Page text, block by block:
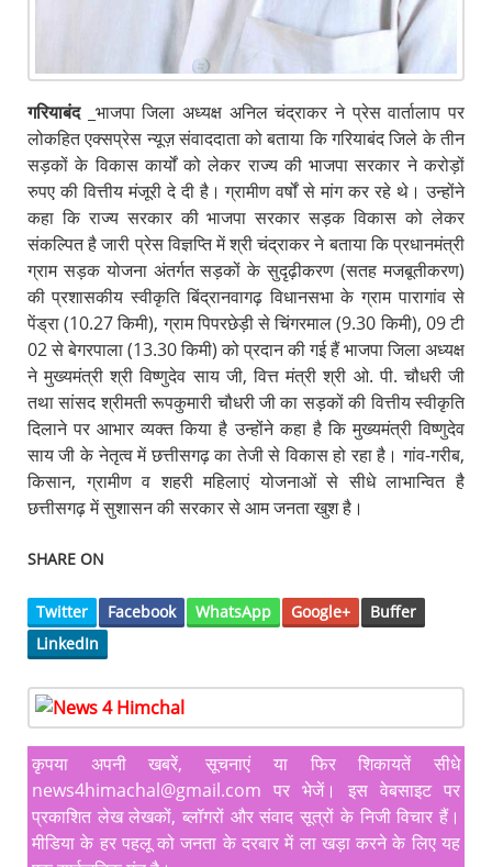
गरियाबंद_भाजपा जिला अध्यक्ष अनिल चंद्राकर ने प्रेस वार्तालाप पर
लोकहित एक्सप्रेस न्यूज़ संवाददाता को बताया कि गरियाबंद जिले के तीन
सड़कों के विकास कार्यों को लेकर राज्य की भाजपा सरकार ने करोड़ों
रुपए की वित्तीय मंजूरी दे दी है। ग्रामीण वर्षों से मांग कर रहे थे। उन्होंने
कहा कि राज्य सरकार की भाजपा सरकार सड़क विकास को लेकर
संकल्पित है जारी प्रेस विज्ञप्ति में श्री चंद्राकर ने बताया कि प्रधानमंत्री
ग्राम सड़क योजना अंतर्गत सड़कों के सुदृढ़ीकरण (सतह मजबूतीकरण)
की प्रशासकीय स्वीकृति बिंद्रानवागढ़ विधानसभा के ग्राम पारागांव से
पेंड्रा (10.27 किमी), ग्राम पिपरछेड़ी से चिंगरमाल (9.30 किमी), 09 टी
02 से बेगरपाला (13.30 किमी) को प्रदान की गई हैं भाजपा जिला अध्यक्ष
ने मुख्यमंत्री श्री विष्णुदेव साय जी, वित्त मंत्री श्री ओ. पी. चौधरी जी
तथा सांसद श्रीमती रूपकुमारी चौधरी जी का सड़कों की वित्तीय स्वीकृति
दिलाने पर आभार व्यक्त किया है उन्होंने कहा है कि मुख्यमंत्री विष्णुदेव
साय जी के नेतृत्व में छत्तीसगढ़ का तेजी से विकास हो रहा है। गांव-गरीब,
किसान, ग्रामीण व शहरी महिलाएं योजनाओं से सीधे लाभान्वित है
छत्तीसगढ़ में सुशासन की सरकार से आम जनता खुश है।
SHARE ON
Twitter Facebook WhatsApp Google+
Buffer
LinkedIn
कृपया अपनी खबरें, सूचनाएं या फिर शिकायतें सीधे
news4himachal@gmail.com पर भेजें। इस वेबसाइट पर
प्रकाशित लेख लेखकों, ब्लॉगरों और संवाद सूत्रों के निजी विचार हैं।
मीडिया के हर पहलू को जनता के दरबार में ला खड़ा करने के लिए यह